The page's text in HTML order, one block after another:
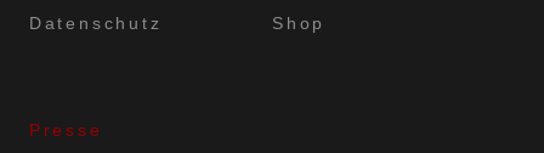
Datenschutz
Shop
Presse